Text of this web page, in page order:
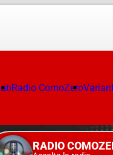
Radio ComoZero
RADIO